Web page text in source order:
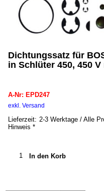
Dichtungssatz für
in Schlüter 450, 450
A-Nr: EPD247
exkl. Versand
Lieferzeit: 2-3 Werktage / Alle
Hinweis *
In den Korb